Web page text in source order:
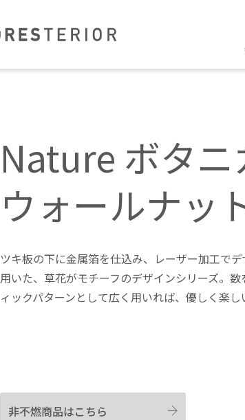
Nature ボタニ
ウォールナッ
ツキ板の下に金属箔を仕込み、レーザー加工で
用いた、草花がモチーフのデザインシリーズ。
ィックパターンとして広く用いれば、優しく楽し
非不燃商品はこちら